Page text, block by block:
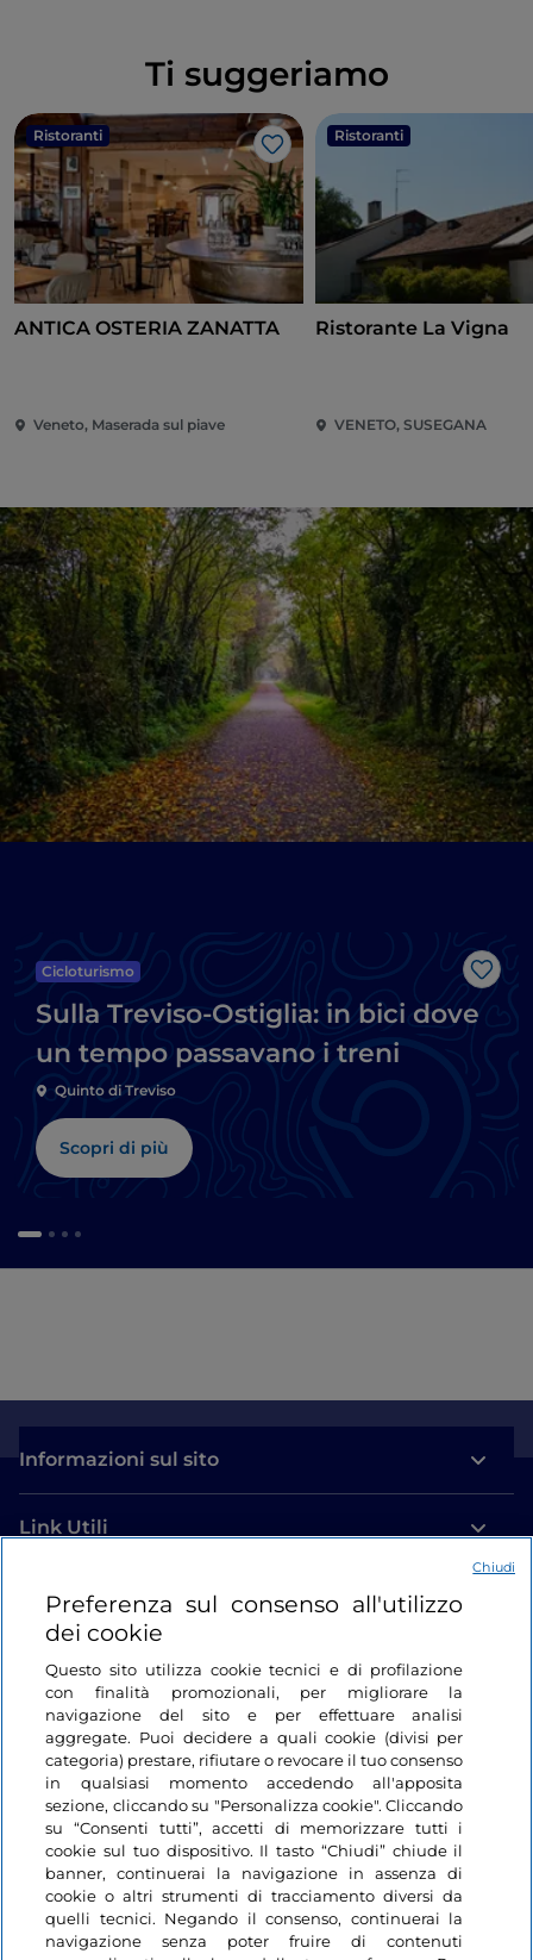
Ti suggeriamo
Ristoranti
Like
ANTICA OSTERIA ZANATTA
Veneto, Maserada sul piave
Ristoranti
Ristorante La Vigna
VENETO, SUSEGANA
Like
Cicloturismo
Sulla Treviso-Ostiglia: in bici dove
un tempo passavano i treni
Quinto di Treviso
Scopri di più
Informazioni sul sito
Link Utili
Login
Restiamo in contatto
Preferenza sul consenso all'utilizzo
dei cookie
Questo sito utilizza cookie tecnici e di profilazione
con finalità promozionali, per migliorare la
navigazione del sito e per effettuare analisi
aggregate. Puoi decidere a quali cookie (divisi per
categoria) prestare, rifiutare o revocare il tuo consenso
in qualsiasi momento accedendo all'apposita
sezione, cliccando su "Personalizza cookie". Cliccando
su “Consenti tutti”, accetti di memorizzare tutti i
cookie sul tuo dispositivo. Il tasto “Chiudi” chiude il
banner, continuerai la navigazione in assenza di
cookie o altri strumenti di tracciamento diversi da
quelli tecnici. Negando il consenso, continuerai la
navigazione senza poter fruire di contenuti
Chiudi